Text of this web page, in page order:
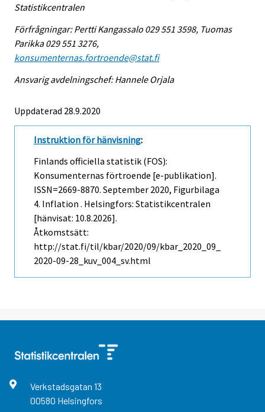
Statistikcentralen
Förfrågningar: Pertti Kangassalo 029 551 3598, Tuomas
Parikka 029 551 3276,
konsumenternas.fortroende@stat.fi
Ansvarig avdelningschef: Hannele Orjala
Uppdaterad 28.9.2020
Instruktion för hänvisning:
Finlands officiella statistik (FOS):
Konsumenternas förtroende [e-publikation].
ISSN=2669-8870. September 2020, Figurbilaga
4. Inflation . Helsingfors: Statistikcentralen
[hänvisat: 10.8.2026].
Åtkomstsätt:
http://stat.fi/til/kbar/2020/09/kbar_2020_09_
2020-09-28_kuv_004_sv.html
Verkstadsgatan 13
00580 Helsingfors